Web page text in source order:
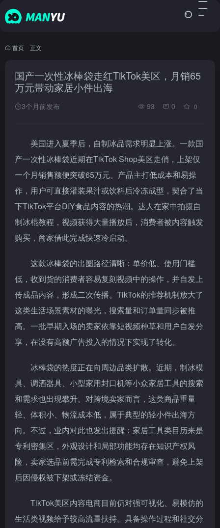
首页 正文
国产一次性冰棒袋走红TikTok美区，月销65
万元带动家居小件出海
3个月前发布 93 0 0
美国进入夏季后，自制冰品需求明显上涨。一款国
产一次性冰棒袋近期在TikTok Shop美区走俏，上架仅
一个月销售额便突破65万元。产品主打低成本和易操
作，用户可直接灌装果汁或饮料后冷冻成型，契合了当
下TikTok平台DIY食品内容的热潮。达人在家中拍摄自
制冰棍教程，视频获得大量播放后，消费者被内容触发
购买，商家借此完成快速冷启动。
这款冰棒袋的出圈路径清晰：单价低、使用门槛
低，收到货的消费者容易复刻视频中的操作，并自发上
传成品内容，形成二次传播。TikTok的推荐机制放大了
这类生活场景素材的曝光，搜索量和订单量同步被推
高。一批早期入场的卖家依靠短视频种草和用户自发分
享，在没有高额广告投入的情况下实现了转化。
冰棒袋的热度正在向周边品类扩散。近期，制冰模
具、调酒器具、小型家用封口机等小众家居工具的搜索
和需求也出现攀升。对跨境卖家而言，这类商品重量
轻、体积小、物流成本低，属于典型的轻小件出海方
向。不过，业内对此也发出提醒：家居工具类目历来是
专利密集区，外观设计和局部功能均存在知识产权风
险，卖家选品前需完成专利检索和合规审查，避免上架
后因侵权被下架或冻结资金。
TikTok美区内容电商目前仍对强可视化、易模仿的
生活类视频给予较高流量扶持。具备操作过程和社交分